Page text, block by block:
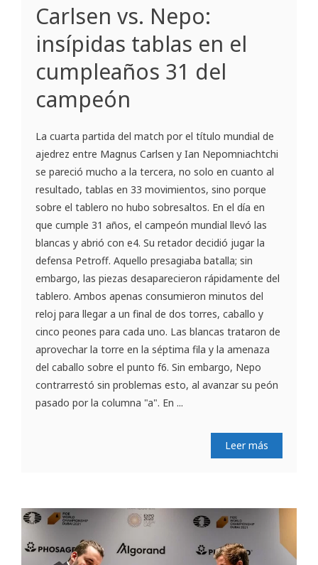
Carlsen vs. Nepo:
insípidas tablas en el
cumpleaños 31 del
campeón
La cuarta partida del match por el título mundial de
ajedrez entre Magnus Carlsen y Ian Nepomniachtchi
se pareció mucho a la tercera, no solo en cuanto al
resultado, tablas en 33 movimientos, sino porque
sobre el tablero no hubo sobresaltos. En el día en
que cumple 31 años, el campeón mundial llevó las
blancas y abrió con e4. Su retador decidió jugar la
defensa Petroff. Aquello presagiaba batalla; sin
embargo, las piezas desaparecieron rápidamente del
tablero. Ambos apenas consumieron minutos del
reloj para llegar a un final de dos torres, caballo y
cinco peones para cada uno. Las blancas trataron de
aprovechar la torre en la séptima fila y la amenaza
del caballo sobre el punto f6. Sin embargo, Nepo
contrarrestó sin problemas esto, al avanzar su peón
pasado por la columna "a". En ...
Leer más